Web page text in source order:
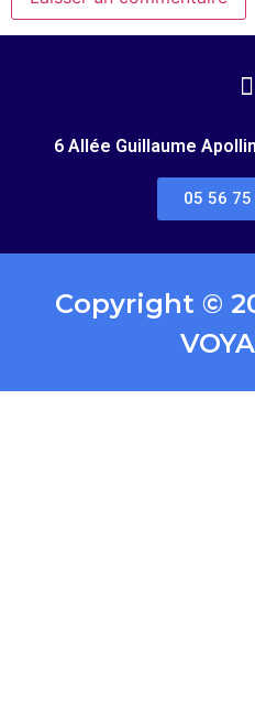
6 Allée Guillaume
05 56
Copyright ©